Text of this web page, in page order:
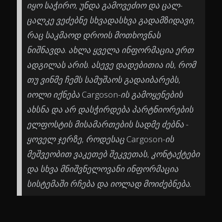
იყო საჭირო, უნდა გამოვეძიო და ცალ-
ცალკე ვეძებნე სხვადასხვა გადამზიდავი,
რაც საკმაოდ დროის მოთხოვნას
ნიშნავდა. ახლა ყველა ინფორმაცია ერთ
ადგილას არის. ასევე დადებითია ის, რომ
თუ ვინმე ჩემს სამუშაოს გადაიბარებს,
იოლი იქნება Cargoson-ის გამოყენების
ახსნა და არ დასჭირდება პარტნიორების
ელფოსტის მისამართების სადმე ძებნა -
ყოველ ჯერზე, როდესაც Cargoson-ის
მეშვეობით ვაკეთებ შეკვეთას, კონტაქტები
და სხვა მნიშვნელოვანი ინფორმაცია
სისტემაში რჩება და იოლად მოიძებნება.